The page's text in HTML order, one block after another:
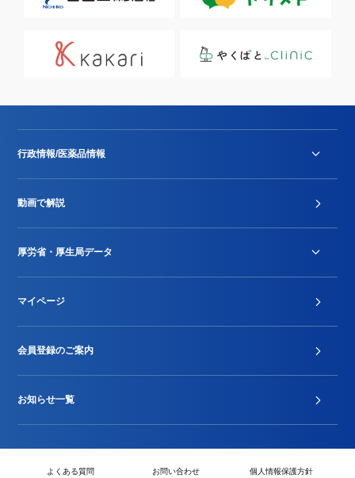
行政情報/医薬品情報
Stu-GEレポート
動画で解説
厚労省・厚生局データ
2024年度新設項目届出状況
マイページ
会員登録のご案内
お知らせ一覧
よくある質問 お問い合わせ 個人情報保護方針